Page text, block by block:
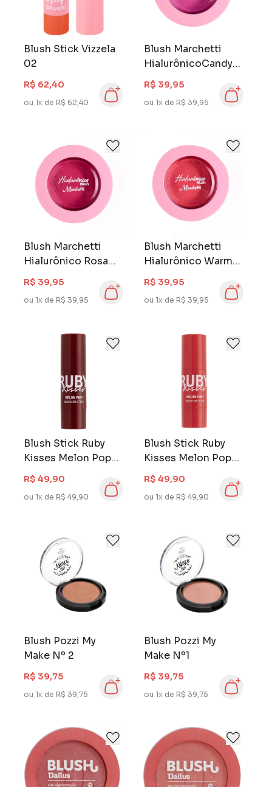
Blush Stick Vizzela
02
R$ 62,40
ou 1x de R$ 62,40
Blush Marchetti
HialurônicoCandy
Rose
R$ 39,95
ou 1x de R$ 39,95
Blush Marchetti
Hialurônico Rosa
Pitaya
R$ 39,95
ou 1x de R$ 39,95
Blush Marchetti
Hialurônico Warm
Coral
R$ 39,95
ou 1x de R$ 39,95
Blush Stick Ruby
Kisses Melon Pop
Plum
R$ 49,90
ou 1x de R$ 49,90
Blush Stick Ruby
Kisses Melon Pop
Peach
R$ 49,90
ou 1x de R$ 49,90
Blush Pozzi My
Make Nº 2
R$ 39,75
ou 1x de R$ 39,75
Blush Pozzi My
Make Nº1
R$ 39,75
ou 1x de R$ 39,75